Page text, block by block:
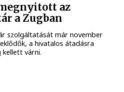
az
a Zugban
szolgáltatását már november
a hivatalos átadásra
kellett várni.